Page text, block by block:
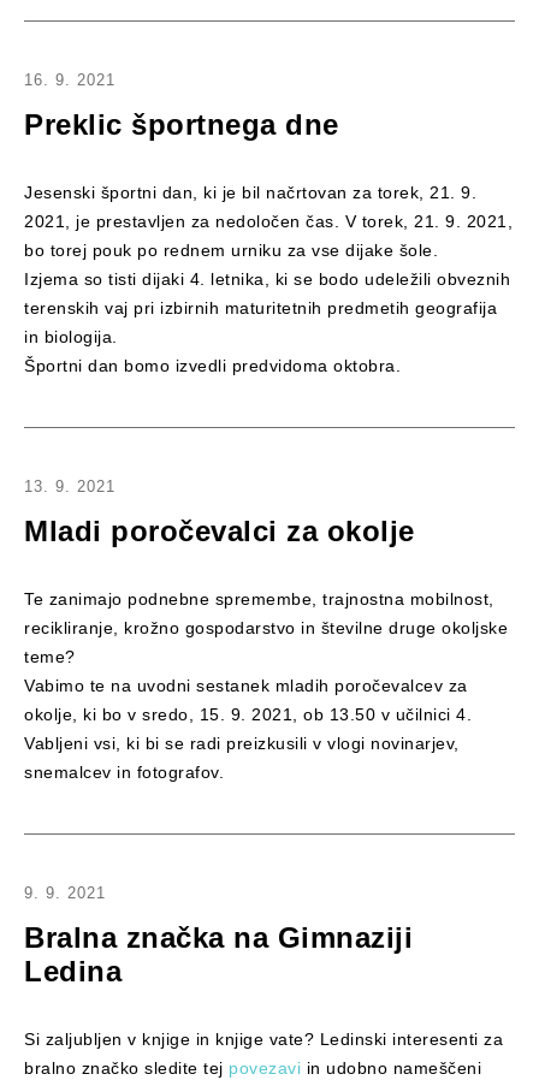
16. 9. 2021
Preklic športnega dne
Jesenski športni dan, ki je bil načrtovan za torek, 21. 9.
2021, je prestavljen za nedoločen čas. V torek, 21. 9. 2021,
bo torej pouk po rednem urniku za vse dijake šole.
Izjema so tisti dijaki 4. letnika, ki se bodo udeležili obveznih
terenskih vaj pri izbirnih maturitetnih predmetih geografija
in biologija.
Športni dan bomo izvedli predvidoma oktobra.
13. 9. 2021
Mladi poročevalci za okolje
Te zanimajo podnebne spremembe, trajnostna mobilnost,
recikliranje, krožno gospodarstvo in številne druge okoljske
teme?
Vabimo te na uvodni sestanek mladih poročevalcev za
okolje, ki bo v sredo, 15. 9. 2021, ob 13.50 v učilnici 4.
Vabljeni vsi, ki bi se radi preizkusili v vlogi novinarjev,
snemalcev in fotografov.
9. 9. 2021
Bralna značka na Gimnaziji
Ledina
Si zaljubljen v knjige in knjige vate? Ledinski interesenti za
bralno značko sledite tej povezavi in udobno nameščeni